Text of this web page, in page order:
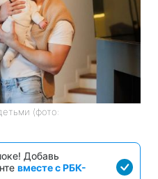
(фото:
Добавь
вместе с РБК-